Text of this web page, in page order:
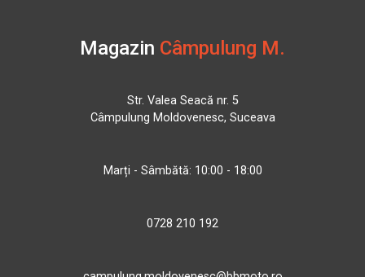
Magazin Câmpulung M.
Str. Valea Seacă nr. 5
Câmpulung Moldovenesc, Suceava
Marți - Sâmbătă: 10:00 - 18:00
0728 210 192